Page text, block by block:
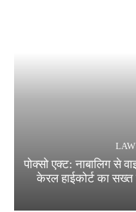
पोक्सो एक्ट: नाबालिग से
केरल हाईकोर्ट का